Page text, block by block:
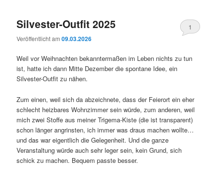
Silvester-Outfit 2025
Veröffentlicht am09.03.2026
1
Weil vor Weihnachten bekanntermaßen im Leben nichts zu tun
ist, hatte ich dann Mitte Dezember die spontane Idee, ein
Silvester-Outfit zu nähen.
Zum einen, weil sich da abzeichnete, dass der Feierort ein eher
schlecht heizbares Wohnzimmer sein würde, zum anderen, weil
mich zwei Stoffe aus meiner Trigema-Kiste (die ist transparent)
schon länger angrinsten, ich immer was draus machen wollte…
und das war eigentlich die Gelegenheit. Und die ganze
Veranstaltung würde auch sehr leger sein, kein Grund, sich
schick zu machen. Bequem passte besser.